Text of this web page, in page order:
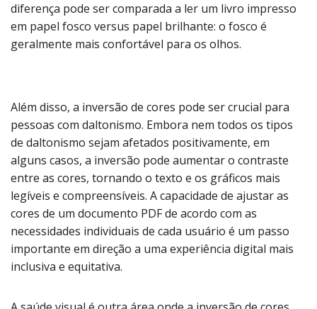
diferença pode ser comparada a ler um livro impresso
em papel fosco versus papel brilhante: o fosco é
geralmente mais confortável para os olhos.
Além disso, a inversão de cores pode ser crucial para
pessoas com daltonismo. Embora nem todos os tipos
de daltonismo sejam afetados positivamente, em
alguns casos, a inversão pode aumentar o contraste
entre as cores, tornando o texto e os gráficos mais
legíveis e compreensíveis. A capacidade de ajustar as
cores de um documento PDF de acordo com as
necessidades individuais de cada usuário é um passo
importante em direção a uma experiência digital mais
inclusiva e equitativa.